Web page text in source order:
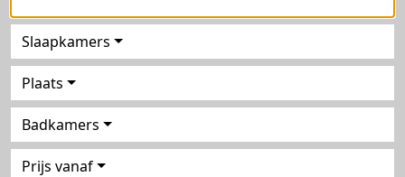
Slaapkamers
Plaats
Badkamers
Prijs vanaf